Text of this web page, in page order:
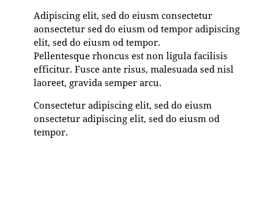
Adipiscing elit, sed do eiusm consectetur
aonsectetur sed do eiusm od tempor adipiscing
elit, sed do eiusm od tempor.
Pellentesque rhoncus est non ligula facilisis
efficitur. Fusce ante risus, malesuada sed nisl
laoreet, gravida semper arcu.
Consectetur adipiscing elit, sed do eiusm
onsectetur adipiscing elit, sed do eiusm od
tempor.